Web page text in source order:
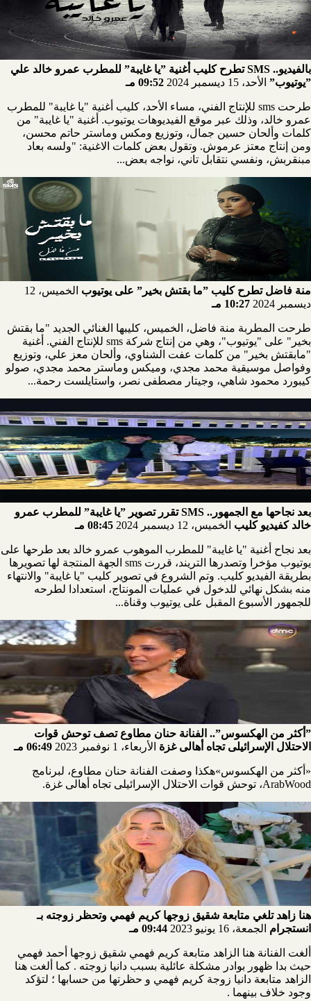
بالفيديو.. SMS تطرح كليب أغنية ”يا غايبة” للمطرب عمرو خالد علي
”يوتيوب” الأحد، 15 ديسمبر 2024 09:52 مـ
طرحت sms للإنتاج الفني، مساء الأحد، كليب أغنية "يا غايبة" للمطرب
عمرو خالد، وذلك عبر موقع الفيديوهات يوتيوب. أغنية "يا غايبة" من
كلمات وألحان حسين جمال، وتوزيع ومكس وماستر حاتم محسن،
ومن إنتاج معتز عرموش. وتقول بعض كلمات الاغنية: "ولسه بعاد
مبنقربش، ونفسي نتقابل تاني، نواجه بعض...
منة فاضل تطرح كليب ”ما بقتش بخير” على يوتيوب
الخميس، 12
ديسمبر 2024
10:27 مـ
طرحت المطربة منة فاضل، الخميس، كليبها الغنائي الجديد "ما بقتش
بخير" على "يوتيوب"، وهي من إنتاج شركة sms للإنتاج الفني. أغنية
"مابقتش بخير" من كلمات عفت الشناوي، وألحان معز علي، وتوزيع
وفواصل موسيقية محمد مجدي، وميكس وماستر محمد مجدي، صولو
كيبورد محمود شاهي، وجيتار مصطفى نصر، واستايلست رحمة...
بعد نجاحها مع الجمهور.. SMS تقرر تصوير ”يا غايبة” للمطرب عمرو
خالد كفيديو كليب الخميس، 12 ديسمبر 2024 08:45 مـ
بعد نجاح أغنية "يا غايبة" للمطرب الموهوب عمرو خالد بعد طرحها على
يوتيوب مؤخرا وتصدرها التريند، قررت sms الجهة المنتجة لها تصويرها
بطريقة الفيديو كليب. وتم الشروع في تصوير كليب "يا غايبة" والانتهاء
منه بشكل نهائي للدخول في عمليات المونتاج، استعدادا لطرحه
للجمهور الأسبوع المقبل على يوتيوب وقناة...
”أكثر من الهكسوس”.. الفنانة حنان مطاوع تصف توحش قوات
الاحتلال الإسرائيلى تجاه أهالى غزة الأربعاء، 1 نوفمبر 2023 06:49 مـ
«أكثر من الهكسوس»هكذا وصفت الفنانة حنان مطاوع، لبرنامج
ArabWood، توحش قوات الاحتلال الإسرائيلى تجاه أهالى غزة.
هنا زاهد تلغي متابعة شقيق زوجها كريم فهمي وتحظر زوجته بـ
انستجرام الجمعة، 16 يونيو 2023 09:44 مـ
ألغت الفنانة هنا الزاهد متابعة كريم فهمي شقيق زوجها أحمد فهمي
حيث بدا ظهور بوادر مشكلة عائلية بسبب دانيا زوجته . كما ألغت هنا
الزاهد متابعة دانيا زوجة كريم فهمي و حظرتها من حسابها ؛ لتؤكد
وجود خلاف بينهما .